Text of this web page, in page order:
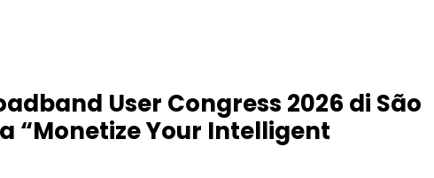
User Congress 2026 di São
“Monetize Your Intelligent